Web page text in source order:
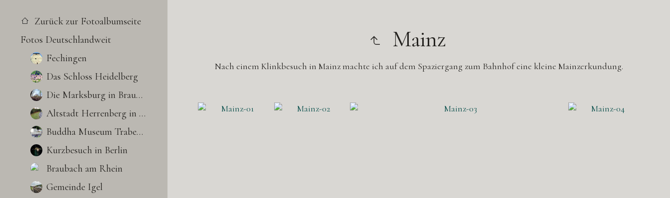
Zurück zur Fotoalbumseite
Fotos Deutschlandweit
Fechingen
Das Schloss Heidelberg
Die Marksburg in Braubach
Altstadt Herrenberg in BW
Buddha Museum Traben-Trarbach
Kurzbesuch in Berlin
Braubach am Rhein
Gemeinde Igel
Mainz
Nach einem Klinkbesuch in Mainz machte ich auf dem Spaziergang zum Bahnhof eine kleine Mainzerkundung.